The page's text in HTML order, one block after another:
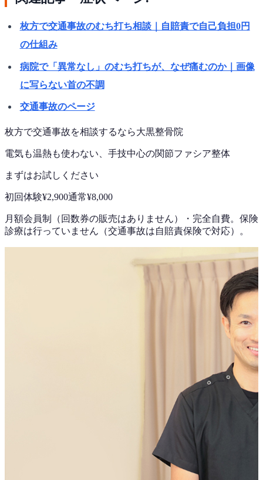
枚方で交通事故のむち打ち相談｜自賠責で自己負担0円
の仕組み
病院で「異常なし」のむち打ちが、なぜ痛むのか｜画像
に写らない首の不調
交通事故のページ
枚方で交通事故を相談するなら大黒整骨院
電気も温熱も使わない、手技中心の関節ファシア整体
まずはお試しください
初回体験¥2,900通常¥8,000
月額会員制（回数券の販売はありません） ・ 完全自費。保険
診療は行っていません（交通事故は自賠責保険で対応）。